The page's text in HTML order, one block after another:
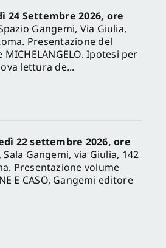
24 Settembre 2026, ore
Gangemi, Via Giulia,
Presentazione del
MICHELANGELO. Ipotesi per
lettura de...
22 settembre 2026, ore
Sala Gangemi, via Giulia, 142
Presentazione volume
E CASO, Gangemi editore